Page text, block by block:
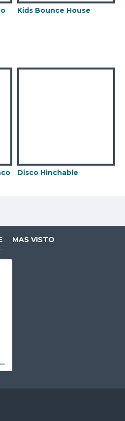
Kids Bounce House
Disco Hinchable
MAS VISTO
Departamento De Bomberos Del Castillo Hinchable